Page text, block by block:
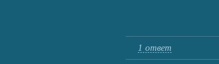
1 ответ